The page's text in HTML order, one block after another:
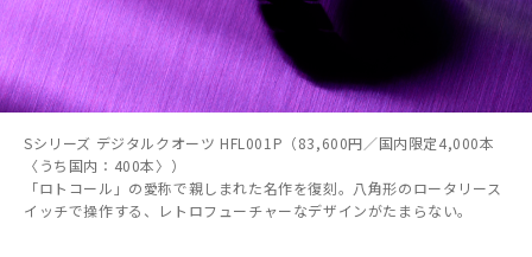
Sシリーズ デジタルクオーツ HFL001P（83,600円／国内限定4,000本
〈うち国内：400本〉）
「ロトコール」の愛称で親しまれた名作を復刻。八角形のロータリース
イッチで操作する、レトロフューチャーなデザインがたまらない。